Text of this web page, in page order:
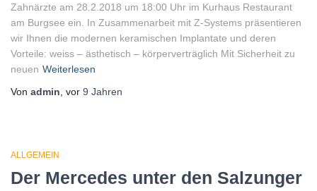
Zahnärzte am 28.2.2018 um 18:00 Uhr im Kurhaus Restaurant
am Burgsee ein. In Zusammenarbeit mit Z-Systems präsentieren
wir Ihnen die modernen keramischen Implantate und deren
Vorteile: weiss – ästhetisch – körperverträglich Mit Sicherheit zu
neuen Weiterlesen
Von admin , vor 9 Jahren
ALLGEMEIN
Der Mercedes unter den Salzunger